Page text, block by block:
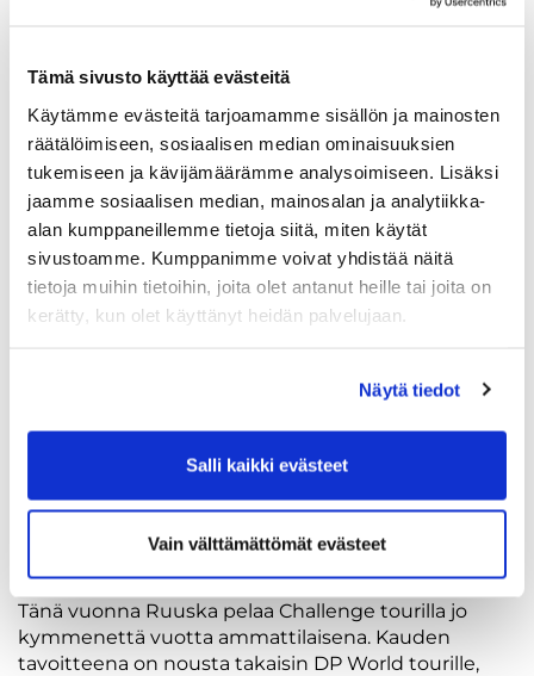
Tämä sivusto käyttää evästeitä
Käytämme evästeitä tarjoamamme sisällön ja mainosten
räätälöimiseen, sosiaalisen median ominaisuuksien
tukemiseen ja kävijämäärämme analysoimiseen. Lisäksi
jaamme sosiaalisen median, mainosalan ja analytiikka-
alan kumppaneillemme tietoja siitä, miten käytät
sivustoamme. Kumppanimme voivat yhdistää näitä
tietoja muihin tietoihin, joita olet antanut heille tai joita on
kerätty, kun olet käyttänyt heidän palvelujaan.
Näytä tiedot
Salli kaikki evästeet
Vain välttämättömät evästeet
vuotiaana, mutta osallistuin kilpailuun ensimmäisen
kerran vasta 13-vuotiaana eli aika myöhään."
Ruuska sanoo, että kaikista mailapeleistä on hyötyä
golfissakin, koska ne kehittävät pallokoordinaatiota.
Tarinagolfin juniorit ovat vuosien saatossa tuoneet
kilpailuista huiman määrän menestystä.
"Se on nähty monen vuoden ajan junioreiden SM-
merkki siitä, että täällä taso korkealla", Ruuska
kehuu Tarinagolfin juniorityötä.
Kotikentällään Ruuska ei ehdi kansainvälisten
kilpailujen takia usein pelaamaan. Loppuviikosta
mies kuitenkin vieraili tutuissa maisemissa.
Tänä vuonna Ruuska pelaa Challenge tourilla jo
kymmenettä vuotta ammattilaisena. Kauden
tavoitteena on nousta takaisin DP World tourille,